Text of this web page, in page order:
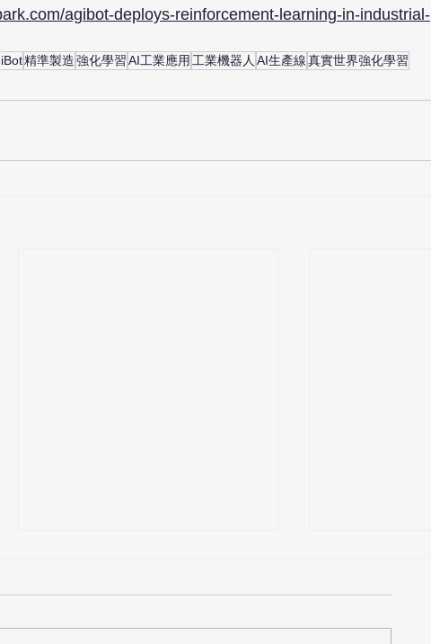
agibot-deploys-reinforcement-learning-in-industrial-
精準製造強化學習AI工業應用 工業機器人 AI生產線真實世界強化學習